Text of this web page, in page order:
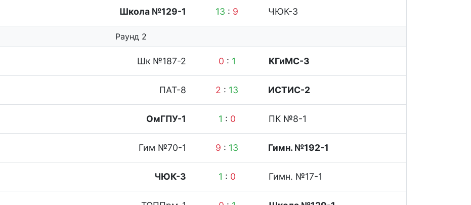
Школа №129-1 13 : 9 ЧЮК-3
Раунд 2
Шк №187-2 0 : 1 КГиМС-3
ПАТ-8 2 : 13 ИСТИС-2
ОмГПУ-1 1 : 0 ПК №8-1
Гим №70-1 9 : 13 Гимн. №192-1
ЧЮК-3 1 : 0 Гимн. №17-1